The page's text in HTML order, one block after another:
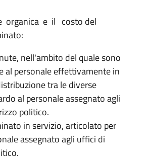
organica e il costo del
nell'ambito del quale sono
al personale effettivamente in
tra le diverse
al personale assegnato agli
politico.
in servizio, articolato per
assegnato agli uffici di